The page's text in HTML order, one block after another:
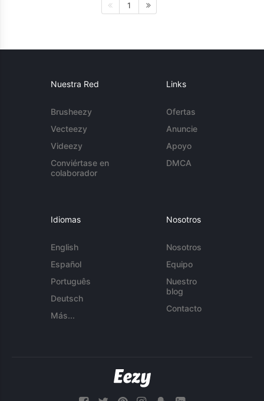
1
Nuestra Red
Brusheezy
Vecteezy
Videezy
Conviértase en
colaborador
Links
Ofertas
Anuncie
Apoyo
DMCA
Idiomas
English
Español
Português
Deutsch
Más...
Nosotros
Nosotros
Equipo
Nuestro
blog
Contacto